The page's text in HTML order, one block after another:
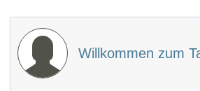
Willkommen zum